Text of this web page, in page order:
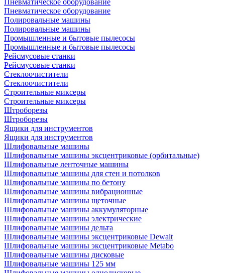
Пневматическое оборудование
Пневматическое оборудование
Полировальные машины
Полировальные машины
Промышленные и бытовые пылесосы
Промышленные и бытовые пылесосы
Рейсмусовые станки
Рейсмусовые станки
Стеклоочистители
Стеклоочистители
Строительные миксеры
Строительные миксеры
Штроборезы
Штроборезы
Ящики для инструментов
Ящики для инструментов
Шлифовальные машины
Шлифовальные машины эксцентриковые (орбитальные)
Шлифовальные ленточные машины
Шлифовальные машины для стен и потолков
Шлифовальные машины по бетону
Шлифовальные машины вибрационные
Шлифовальные машины щеточные
Шлифовальные машины аккумуляторные
Шлифовальные машины электрические
Шлифовальные машины дельта
Шлифовальные машины эксцентриковые Dewalt
Шлифовальные машины эксцентриковые Metabo
Шлифовальные машины дисковые
Шлифовальные машины 125 мм